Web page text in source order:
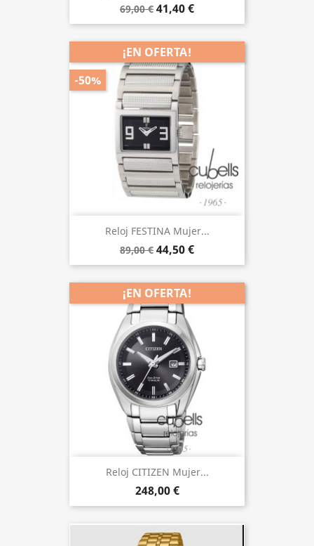
69,00 € 41,40 €
Reloj FESTINA Mujer...
89,00 € 44,50 €
¡EN OFERTA!
-50%
Reloj CITIZEN Mujer...
248,00 €
¡EN OFERTA!